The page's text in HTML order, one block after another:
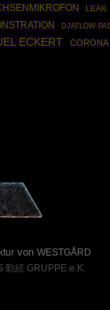
LEAK
DJATLOW
ECKERT CORONA
von WESTGÅRD
勤続 GRUPPE e.K.